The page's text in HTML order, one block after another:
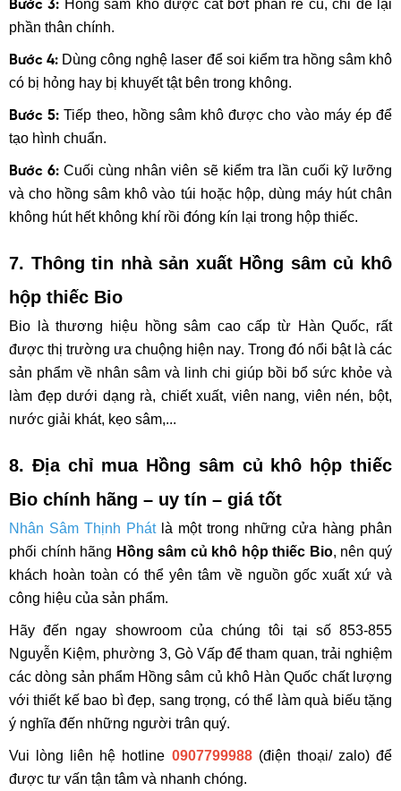
Bước 3: Hồng sâm khô được cắt bớt phần rễ củ, chỉ để lại
phần thân chính.
Bước 4: Dùng công nghệ laser để soi kiểm tra hồng sâm khô
có bị hỏng hay bị khuyết tật bên trong không.
Bước 5: Tiếp theo, hồng sâm khô được cho vào máy ép để
tạo hình chuẩn.
Bước 6: Cuối cùng nhân viên sẽ kiểm tra lần cuối kỹ lưỡng
và cho hồng sâm khô vào túi hoặc hộp, dùng máy hút chân
không hút hết không khí rồi đóng kín lại trong hộp thiếc.
7. Thông tin nhà sản xuất Hồng sâm củ khô
hộp thiếc Bio
Bio là thương hiệu hồng sâm cao cấp từ Hàn Quốc, rất
được thị trường ưa chuộng hiện nay. Trong đó nổi bật là các
sản phẩm về nhân sâm và linh chi giúp bồi bổ sức khỏe và
làm đẹp dưới dạng rà, chiết xuất, viên nang, viên nén, bột,
nước giải khát, kẹo sâm,...
8. Địa chỉ mua Hồng sâm củ khô hộp thiếc
Bio chính hãng – uy tín – giá tốt
Nhân Sâm Thịnh Phátlà một trong những cửa hàng phân
phối chính hãng Hồng sâm củ khô hộp thiếc Bio, nên quý
khách hoàn toàn có thể yên tâm về nguồn gốc xuất xứ và
công hiệu của sản phẩm.
Hãy đến ngay showroom của chúng tôi tại số 853-855
Nguyễn Kiệm, phường 3, Gò Vấp để tham quan, trải nghiệm
các dòng sản phẩm Hồng sâm củ khô Hàn Quốc chất lượng
với thiết kế bao bì đẹp, sang trọng, có thể làm quà biếu tặng
ý nghĩa đến những người trân quý.
Vui lòng liên hệ hotline 0907799988(điện thoại/ zalo) để
được tư vấn tận tâm và nhanh chóng.